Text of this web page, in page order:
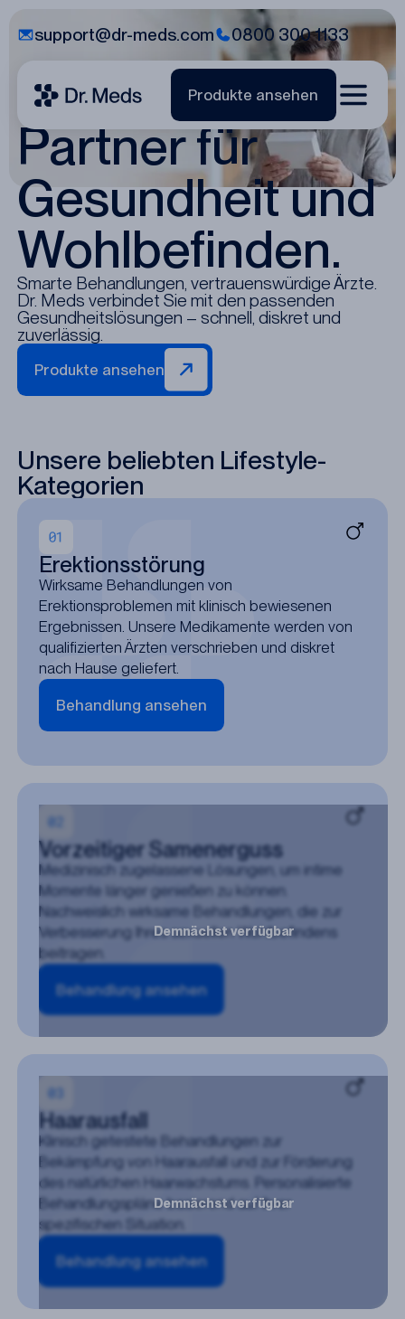
support@dr-meds.com 0800 300 1133
Produkte ansehen
Wir sind Ihr
Partner für
Gesundheit und
Wohlbefinden.
Smarte Behandlungen, vertrauenswürdige Ärzte.
Dr. Meds verbindet Sie mit den passenden
Gesundheitslösungen – schnell, diskret und
zuverlässig.
Produkte ansehen
Unsere beliebten Lifestyle-
Kategorien
Erektionsstörung
Wirksame Behandlungen von
Erektionsproblemen mit klinisch bewiesenen
Ergebnissen. Unsere Medikamente werden von
qualifizierten Ärzten verschrieben und diskret
nach Hause geliefert.
Behandlung ansehen
Vorzeitiger Samenerguss
Medizinisch zugelassene Lösungen, um intime
Momente länger genießen zu können.
Nachweislich wirksame Behandlungen, die zur
Verbesserung Ihres sexuellen Wohlbefindens
beitragen.
Behandlung ansehen
Demnächst verfügbar
Haarausfall
Klinisch getestete Behandlungen zur
Bekämpfung von Haarausfall und zur Förderung
des natürlichen Haarwachstums. Personalisierte
Behandlungspläne basierend auf Ihrer
spezifischen Situation.
Behandlung ansehen
Demnächst verfügbar